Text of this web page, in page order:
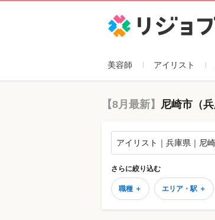
美容師 アイリスト
【8月最新】 尼崎市（
アイリスト｜兵庫県｜尼
さらに絞り込む
職種 ＋ エリア・駅 ＋